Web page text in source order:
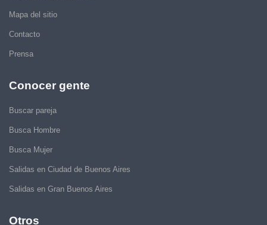
Mapa del sitio
Contacto
Prensa
Conocer gente
Buscar pareja
Busca Hombre
Busca Mujer
Salidas en Ciudad de Buenos Aires
Salidas en Gran Buenos Aires
Otros